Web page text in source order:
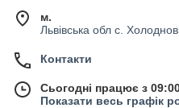
м.
Львівська обл с.
Контакти
Сьогодні працює з
Показати весь графік